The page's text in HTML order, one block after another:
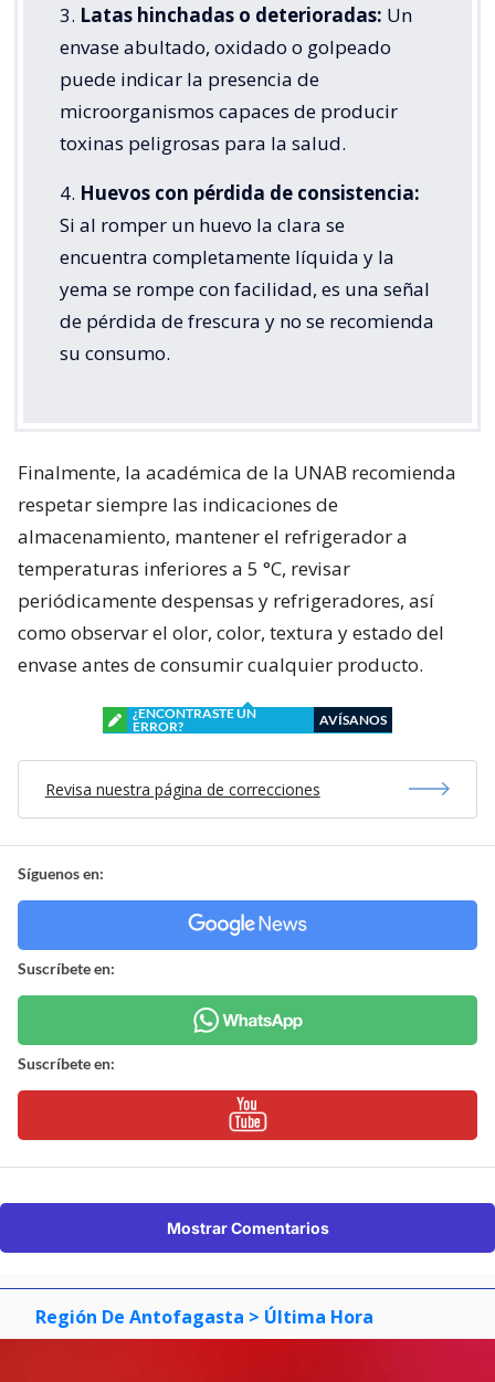
3. Latas hinchadas o deterioradas: Un
envase abultado, oxidado o golpeado
puede indicar la presencia de
microorganismos capaces de producir
toxinas peligrosas para la salud.
4. Huevos con pérdida de consistencia:
Si al romper un huevo la clara se
encuentra completamente líquida y la
yema se rompe con facilidad, es una señal
de pérdida de frescura y no se recomienda
su consumo.
Finalmente, la académica de la UNAB recomienda
respetar siempre las indicaciones de
almacenamiento, mantener el refrigerador a
temperaturas inferiores a 5 °C, revisar
periódicamente despensas y refrigeradores, así
como observar el olor, color, textura y estado del
envase antes de consumir cualquier producto.
¿ENCONTRASTE UN
ERROR?
AVÍSANOS
Revisa nuestra página de correcciones
Síguenos en:
Suscríbete en:
Suscríbete en:
Mostrar Comentarios
Región De Antofagasta > Última Hora